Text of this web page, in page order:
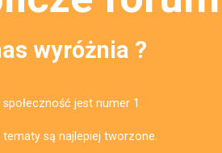
wyróżnia ?
społeczność jest numer 1.
tematy są najlepiej tworzone.